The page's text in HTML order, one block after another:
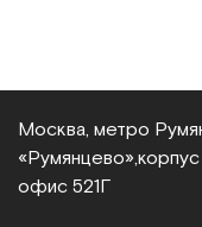
Москва, метро
«Румянцево»,
офис 521Г